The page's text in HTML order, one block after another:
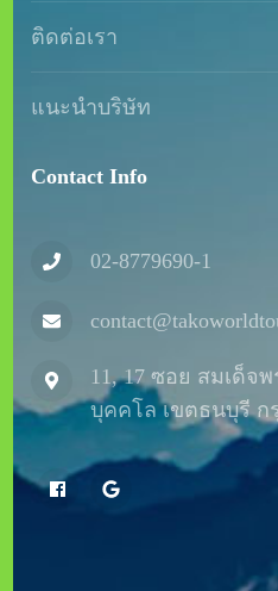
ติดต่อเรา
แนะนำบริษัท
Contact Info
02-8779690-1
11, 17 ซอย สมเด็จ
บุคคโล เขตธนบุรี ก